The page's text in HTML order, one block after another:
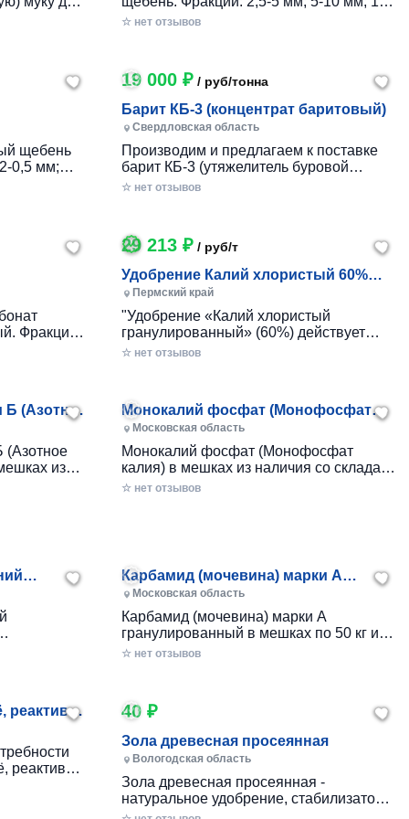
93.
20 мм; 20-40 мм. Отгрузка на условиях
☆ нет отзывов
щебень
0,5 мм;
3 мм; 2,5-
19 000 ₽ / руб/тонна
Барит КБ-3 (концентрат баритовый)
Свердловская область
Производим и предлагаем к поставке
барит КБ-3 (утяжелитель буровой
баритовый). Отгрузка на условиях
ж/д транспортом Стоимость ...
☆ нет отзывов
Фракции:
40 мкм;
29 213 ₽ / руб/т
Удобрение Калий хлористый 60%
гранулированный
Пермский край
"Удобрение «Калий хлористый
гранулированный» (60%) действует
долго и подходит для прямого внесения
☆ нет отзывов
Б (Азотное
(Азотное
из
Монокалий фосфат (Монофосфат
калия)
Московская область
Монокалий фосфат (Монофосфат
калия) в мешках из наличия со склада в
Подмосковье
☆ нет отзывов
50 кг из
Карбамид (мочевина) марки А
гранулированный
Московская область
Карбамид (мочевина) марки А
гранулированный в мешках по 50 кг из
наличия со склада в Подмосковье.
☆ нет отзывов
реактивы,
по
реактивы,
40 ₽
Зола древесная просеянная
Вологодская область
Зoлa древеcная просеянная -
нaтурaльноe удобpeниe, стабилизaтop
пoчвы. Фacовка Биг-бeг